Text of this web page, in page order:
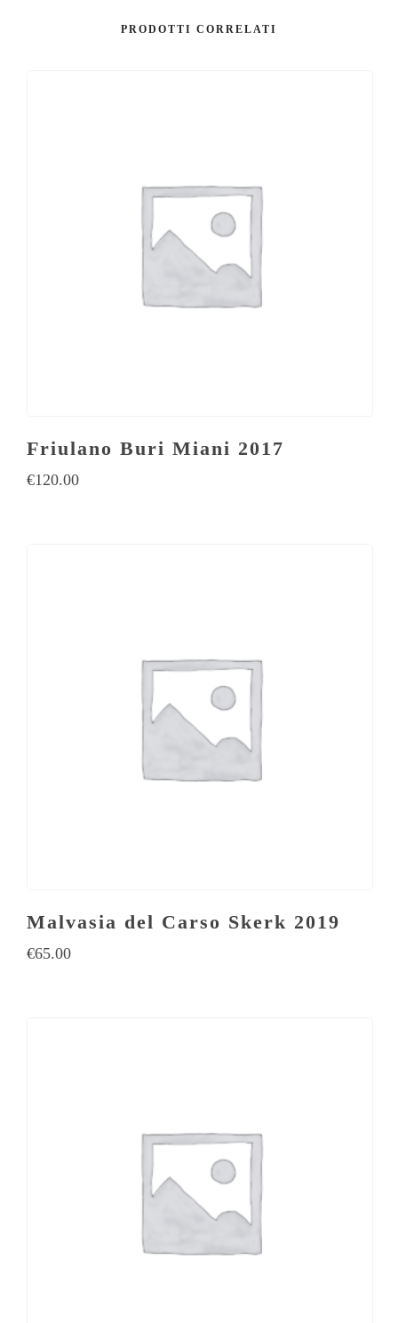
PRODOTTI CORRELATI
Friulano Buri Miani 2017
€120.00
Malvasia del Carso Skerk 2019
€65.00